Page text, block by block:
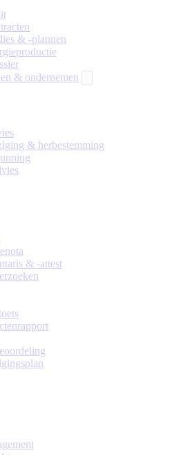
& -plannen
& ondernemen
& herbestemming
& -attest